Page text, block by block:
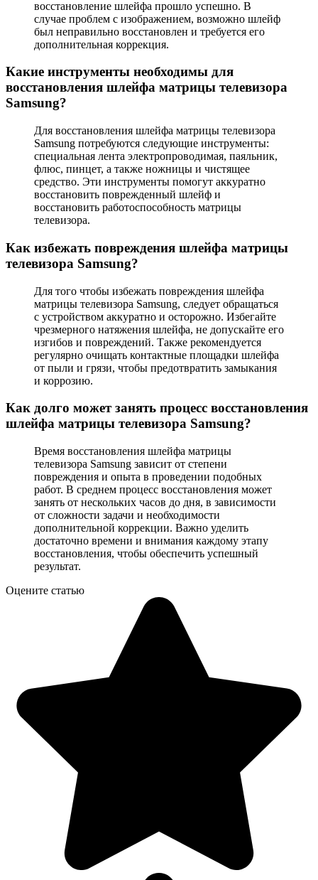
восстановление шлейфа прошло успешно. В
случае проблем с изображением, возможно шлейф
был неправильно восстановлен и требуется его
дополнительная коррекция.
Какие инструменты необходимы для
восстановления шлейфа матрицы телевизора
Samsung?
Для восстановления шлейфа матрицы телевизора
Samsung потребуются следующие инструменты:
специальная лента электропроводимая, паяльник,
флюс, пинцет, а также ножницы и чистящее
средство. Эти инструменты помогут аккуратно
восстановить поврежденный шлейф и
восстановить работоспособность матрицы
телевизора.
Как избежать повреждения шлейфа матрицы
телевизора Samsung?
Для того чтобы избежать повреждения шлейфа
матрицы телевизора Samsung, следует обращаться
с устройством аккуратно и осторожно. Избегайте
чрезмерного натяжения шлейфа, не допускайте его
изгибов и повреждений. Также рекомендуется
регулярно очищать контактные площадки шлейфа
от пыли и грязи, чтобы предотвратить замыкания
и коррозию.
Как долго может занять процесс восстановления
шлейфа матрицы телевизора Samsung?
Время восстановления шлейфа матрицы
телевизора Samsung зависит от степени
повреждения и опыта в проведении подобных
работ. В среднем процесс восстановления может
занять от нескольких часов до дня, в зависимости
от сложности задачи и необходимости
дополнительной коррекции. Важно уделить
достаточно времени и внимания каждому этапу
восстановления, чтобы обеспечить успешный
результат.
Оцените статью